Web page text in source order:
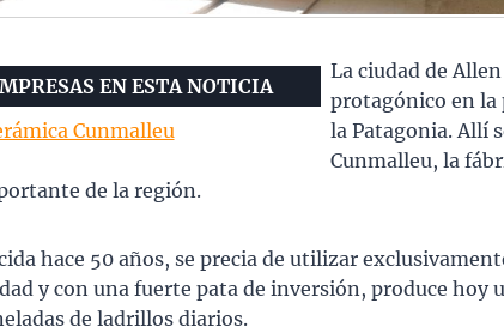
EN ESTA NOTICIA
Cunmalleu
La ciudad de
protagónico en la
la Patagonia. Allí
Cunmalleu, la
de la región.
hace 50 años, se precia de utilizar
y con una fuerte pata de inversión, produce hoy
de ladrillos diarios.